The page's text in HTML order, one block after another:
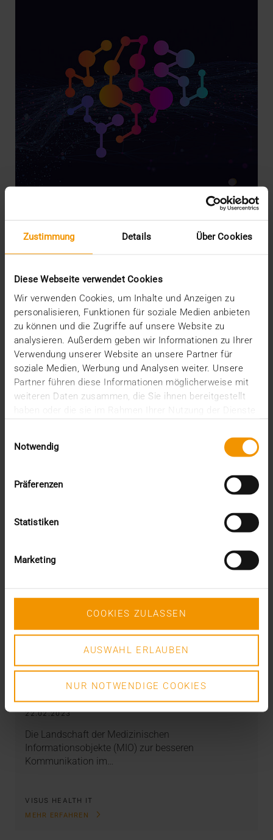
Zustimmung Details Über Cookies
Diese Webseite verwendet Cookies
Wir verwenden Cookies, um Inhalte und Anzeigen zu
personalisieren, Funktionen für soziale Medien anbieten
zu können und die Zugriffe auf unsere Website zu
analysieren. Außerdem geben wir Informationen zu Ihrer
Verwendung unserer Website an unsere Partner für
soziale Medien, Werbung und Analysen weiter. Unsere
Partner führen diese Informationen möglicherweise mit
weiteren Daten zusammen, die Sie ihnen bereitgestellt
Notwendig
Präferenzen
Statistiken
Marketing
COOKIES ZULASSEN
AUSWAHL ERLAUBEN
NUR NOTWENDIGE COOKIES
REPORT
JiveX Upload am Universitätsspital
MRT-Bilddatensätze von A nach B zu transferieren
ist aufgrund der Dateigröße nach wie vor eine…
VISUS HEALTH IT
MEHR ERFAHREN
Der eBildbefund: Neues MIO im
Anmarsch
22.02.2023
Die Landschaft der Medizinischen
Informationsobjekte (MIO) zur besseren
Kommunikation im…
VISUS HEALTH IT
MEHR ERFAHREN